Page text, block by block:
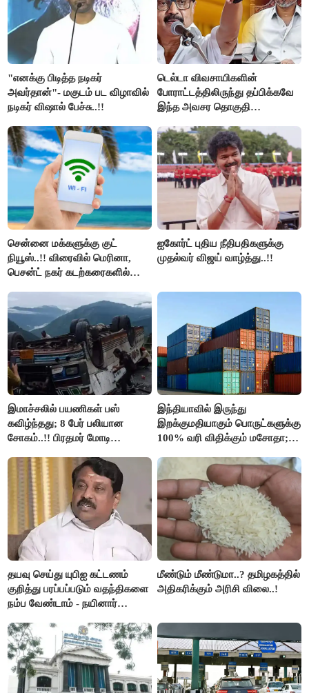
"எனக்கு பிடித்த நடிகர்
அவர்தான்"- மகுடம் பட விழாவில்
நடிகர் விஷால் பேச்சு..!!
டெல்டா விவசாயிகளின்
போராட்டத்திலிருந்து தப்பிக்கவே
இந்த அவசர தொகுதி
அரங்கேற்றுகிறார் முதலமைச்சர் -
திமுக ஐடி விங்..!!
சென்னை மக்களுக்கு குட்
நியூஸ்..!! விரைவில் மெரினா,
பெசன்ட் நகர் கடற்கரைகளில்
ஐகோர்ட் புதிய நீதிபதிகளுக்கு
முதல்வர் விஜய் வாழ்த்து..!!
இமாச்சலில் பயணிகள் பஸ்
கவிழ்ந்தது; 8 பேர் பலியான
சோகம்..!! பிரதமர் மோடி
இந்தியாவில் இருந்து
இறக்குமதியாகும் பொருட்களுக்கு
100% வரி விதிக்கும் மசோதா;
தயவு செய்து யுபிஐ கட்டணம்
குறித்து பரப்பப்படும் வதந்திகளை
நம்ப வேண்டாம் - நயினார்
மீண்டும் மீண்டுமா..? தமிழகத்தில்
அதிகரிக்கும் அரிசி விலை..!